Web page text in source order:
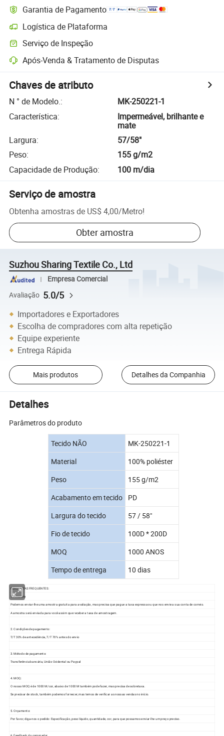
Garantia de Pagamento
Logística de Plataforma
Serviço de Inspeção
Após-Venda & Tratamento de Disputas
Chaves de atributo
N ° de Modelo.:
MK-250221-1
Característica:
Impermeável, brilhante e
mate
Largura:
57/58"
Peso:
155 g/m2
Capacidade de Produção: 100 m/dia
Serviço de amostra
Obtenha amostras de US$ 4,00/Metro!
Obter amostra
Suzhou Sharing Textile Co., Ltd
Empresa Comercial
Avaliação 5.0/5
Importadores e Exportadores
Escolha de compradores com alta repetição
Equipe experiente
Entrega Rápida
Mais produtos Detalhes da Companhia
Detalhes
Parâmetros do produto
Tecido NÃO
MK-250221-1
Material
100% poliéster
Peso
155 g/m2
Acabamento em tecido
PD
Largura do tecido
57 / 58"
Fio de tecido
100D * 200D
MOQ
1000 ANOS
Tempo de entrega
10 dias
PERGUNTAS FREQUENTES:
1. Amostra
Podemos enviar-lhe uma amostra gratuita para avaliação, mas precisa que pague a taxa expressa ou que nos envie a sua conta de correio.
A amostra será enviada para você assim que receber a taxa de amostragem.
2. Condições de pagamento:
T/T 30% de antecedência, T/T 70% antes do envio
3. Método de pagamento:
Transferência bancária, União Ocidental ou Paypal
4. MOQ:
O nosso MOQ é de 1000 M/cor, abaixo de 1000 M também pode fazer, mas precisa de sobretaxa.
Se precisar de stock, também podemos fornecer, mas temos de verificar as nossas vendas no início.
5. Orçamento:
Por favor, diga-nos o pedido: Especificação, peso líquido, quantidade, cor, para que possamos enviar-lhe um preço preciso.
6. Feedback do comprador